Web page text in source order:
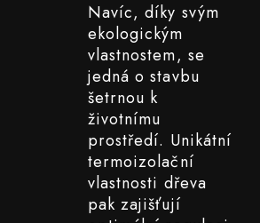
Navíc, díky svým
ekologickým
vlastnostem, se
jedná o stavbu
šetrnou k
životnímu
prostředí. Unikátní
termoizolační
vlastnosti dřeva
pak zajišťují